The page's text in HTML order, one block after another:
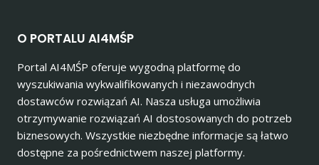
O PORTALU AI4MŚP
Portal AI4MŚP oferuje wygodną platformę do
wyszukiwania wykwalifikowanych i niezawodnych
dostawców rozwiązań AI. Nasza usługa umożliwia
otrzymywanie rozwiązań AI dostosowanych do potrzeb
biznesowych. Wszystkie niezbędne informacje są łatwo
dostępne za pośrednictwem naszej platformy.